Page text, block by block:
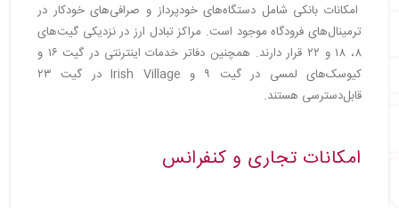
امکانات بانکی شامل دستگاه‌های خودپرداز و صرافی‌های خودکار در
ترمینال‌های فرودگاه موجود است. مراکز تبادل ارز در نزدیکی گیت‌های
۸، ۱۸ و ۲۲ قرار دارند. همچنین دفاتر خدمات اینترنتی در گیت ۱۶ و
کیوسک‌های لمسی در گیت ۹ و Irish Village در گیت ۲۳
قابل‌دسترسی هستند.
امکانات تجاری و کنفرانس